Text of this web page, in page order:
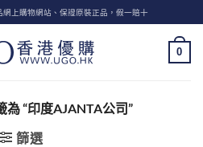
上購物網站、保證原裝正品，假一賠十
0
為 “印度AJANTA公司”
篩選